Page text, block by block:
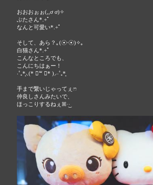
おおおぉぉ(,,ơ ơ)✧
ぶたさん*.+ﾟ
なんと可愛い*.+ﾟ
そして、あら？｡(☉ᵕ☉)✧｡
白猫さん*.+ﾟ
こんなところでも、
こんにちはぁー！
‧˚₊*̥⸜(* ॑꒳ ॑* )⸝‧˚₊*̥
手まで繋いじゃってぇෆ
仲良しさんみたいで、
ほっこりするねぇꕤ︎︎·͜· ︎︎